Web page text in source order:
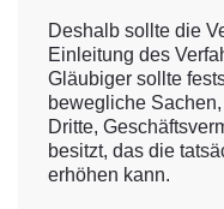
Deshalb sollte die
Einleitung des
Gläubiger sollte
bewegliche
Dritte,
besitzt, das die
erhöhen kann.